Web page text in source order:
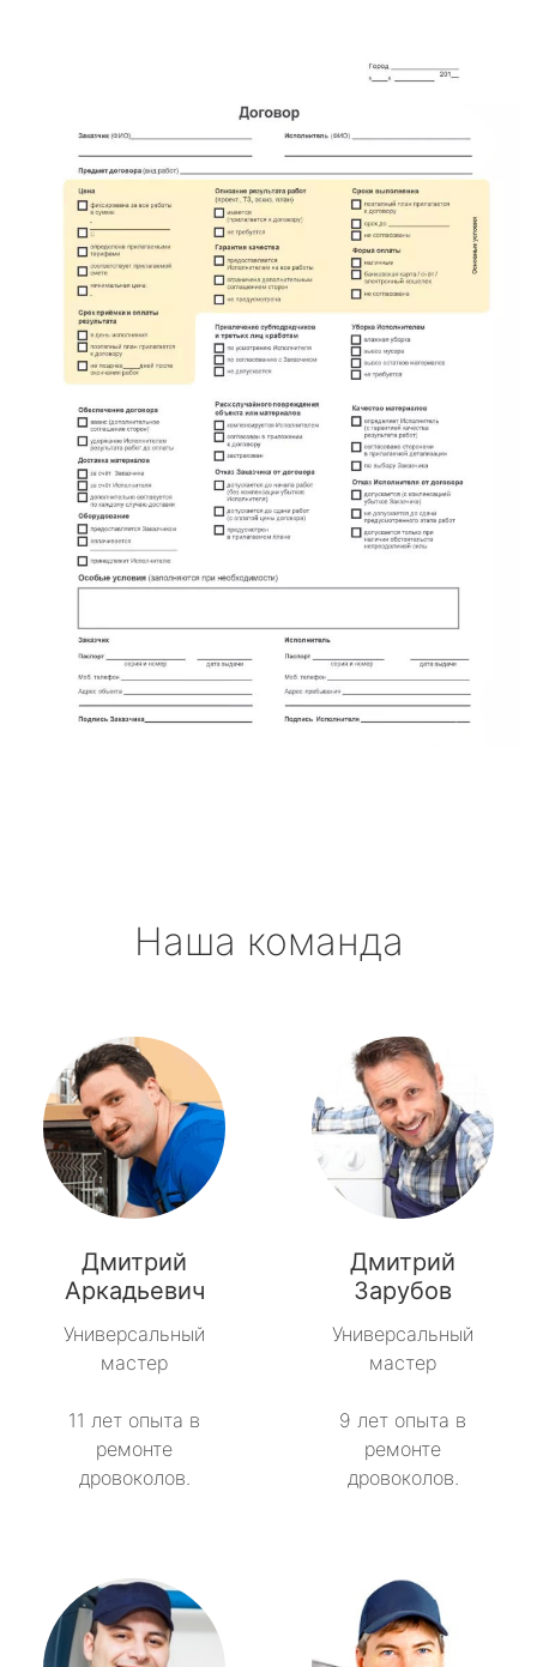
Наша команда
Дмитрий
Аркадьевич
Универсальный
мастер
11 лет опыта в
ремонте
дровоколов.
Дмитрий
Зарубов
Универсальный
мастер
9 лет опыта в
ремонте
дровоколов.